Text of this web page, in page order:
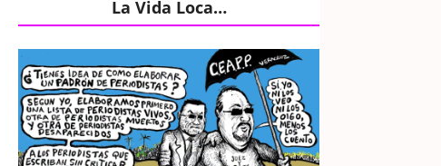
La Vida Loca…